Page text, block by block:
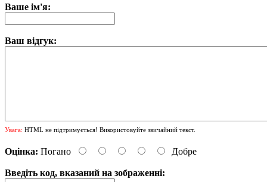
Ваше ім'я:
Ваш відгук:
Увага: HTML не підтримується! Використовуйте звичайний текст.
Оцінка: Погано Добре
Введіть код, вказаний на зображенні: